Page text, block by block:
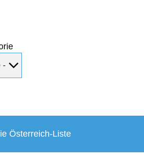
Österreich-Liste